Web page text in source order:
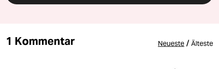
1 Kommentar Neueste / Älteste